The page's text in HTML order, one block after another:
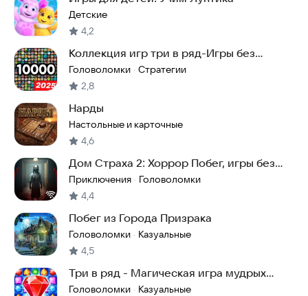
Детские
4,2
Коллекция игр три в ряд-Игры без
интернета
Головоломки · Стратегии
2,8
Нарды
Настольные и карточные
4,6
Дом Страха 2: Хоррор Побег, игры без
интернета
Приключения · Головоломки
4,4
Побег из Города Призрака
Головоломки · Казуальные
4,5
Три в ряд - Магическая игра мудрых
камней
Головоломки · Казуальные